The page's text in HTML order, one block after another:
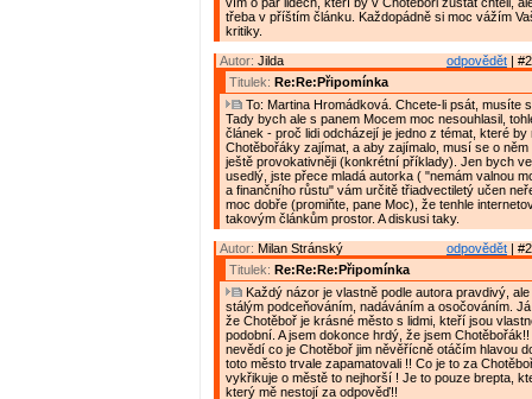
třeba v příštím článku. Každopádně si moc vážím
kritiky.
odpovědět |
Autor: Jilda
Titulek: Re:Re:Připomínka
To: Martina Hromádková. Chcete-li psát, musíte
Tady bych ale s panem Mocem moc nesouhlasil,
článek - proč lidi odcházejí je jedno z témat, které by
Chotěbořáky zajímat, a aby zajímalo, musí se o něm
ještě provokativněji (konkrétní příklady). Jen bych
usedlý, jste přece mladá autorka ( "nemám valnou
a finančního růstu" vám určitě třiadvectiletý učen
moc dobře (promiňte, pane Moc), že tenhle
takovým článkům prostor. A diskusi taky.
odpovědět |
Autor: Milan Stránský
Titulek: Re:Re:Re:Připomínka
Každý názor je vlastně podle autora pravdivý,
stálým podceňováním, nadáváním a osočováním.
že Chotěboř je krásné město s lidmi, kteří jsou
podobní. A jsem dokonce hrdý, že jsem
nevědí co je Chotěboř jim něvěřícně otáčím hlavou
toto město trvale zapamatovali !! Co je to za
vykřikuje o městě to nejhorší ! Je to pouze brepta,
který mě nestojí za odpověď!!